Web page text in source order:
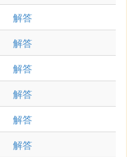
解答
解答
解答
解答
解答
解答